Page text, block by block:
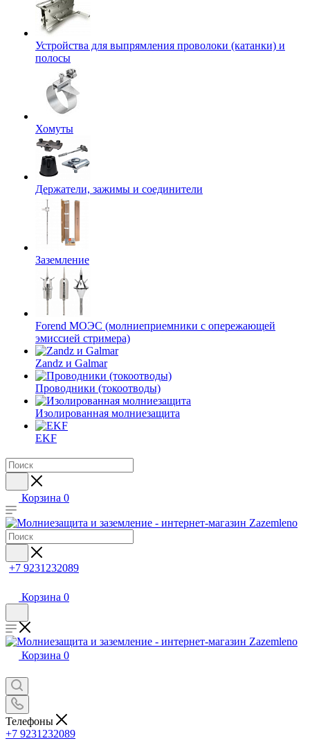
Устройства для выпрямления проволоки (катанки) и
полосы
Хомуты
Держатели, зажимы и соединители
Заземление
Forend МОЭС (молниеприемники с опережающей
эмиссией стримера)
Zandz и Galmar
Проводники (токоотводы)
Изолированная молниезащита
EKF
Корзина 0
+7 9231232089
Корзина 0
Корзина 0
Телефоны
+7 9231232089